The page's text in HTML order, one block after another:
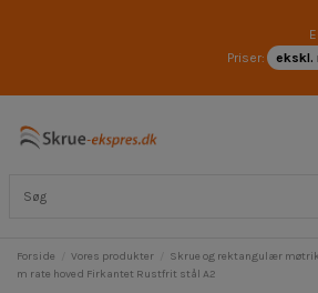
Priser: ekskl.
Forside Vores produkter Skrue og rektangulær møtrik
m rate hoved Firkantet Rustfrit stål A2